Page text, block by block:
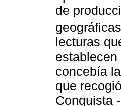
de
lecturas
concebía
que
Conquista